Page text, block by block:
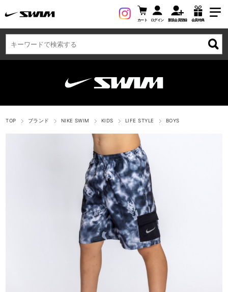
カート ログイン 新規会員登録 会員特典
TOP ブランド NIKE SWIM KIDS LIFE STYLE BOYS